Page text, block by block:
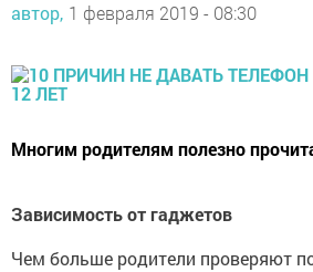
автор, 1 февраля 2019 - 08:30
Многим родителям полезно
Зависимость от гаджетов
Чем больше родители проверяют